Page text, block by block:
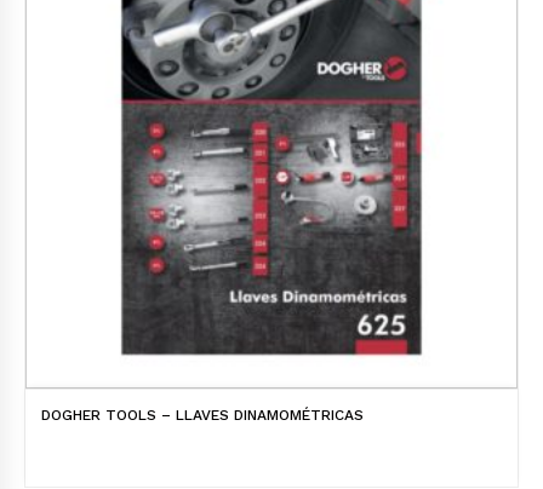
DOGHER TOOLS – LLAVES DINAMOMÉTRICAS